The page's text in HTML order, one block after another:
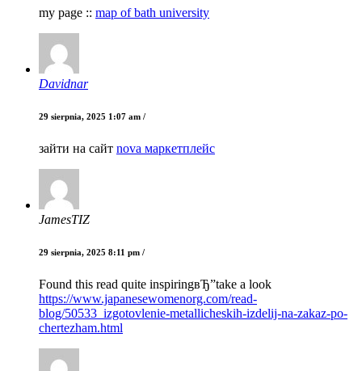
my page :: map of bath university
Davidnar
29 sierpnia, 2025 1:07 am /
зайти на сайт nova маркетплейс
JamesTIZ
29 sierpnia, 2025 8:11 pm /
Found this read quite inspiringвЂ”take a look
https://www.japanesewomenorg.com/read-
blog/50533_izgotovlenie-metallicheskih-izdelij-na-zakaz-po-
chertezham.html